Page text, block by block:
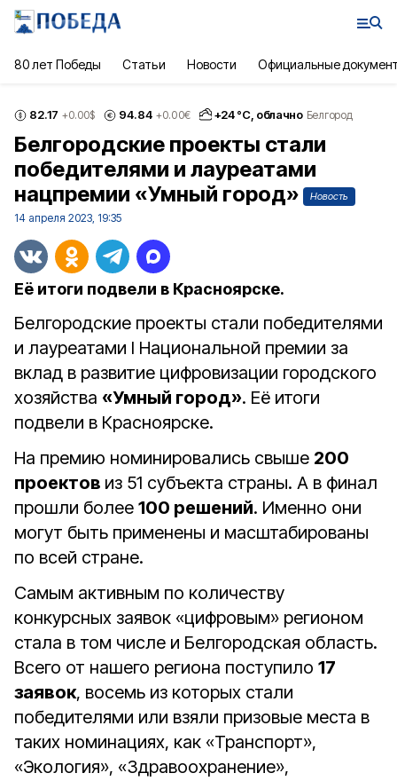
80 лет Победы Статьи Новости Официальные
82.17 +0.00$ 94.84 +0.00€ +24°С, облачно Белгород
Белгородские проекты стали
победителями и лауреатами
нацпремии «Умный город»
Новость
14 апреля 2023, 19:35
Её итоги подвели в Красноярске.
Белгородские проекты стали победителями
и лауреатами I Национальной премии за
вклад в развитие цифровизации городского
хозяйства «Умный город». Её итоги
подвели в Красноярске.
На премию номинировались свыше 200
проектов из 51 субъекта страны. А в финал
прошли более 100 решений. Именно они
могут быть применены и масштабированы
по всей стране.
Самым активным по количеству
конкурсных заявок «цифровым» регионом
стала в том числе и Белгородская область.
Всего от нашего региона поступило 17
заявок, восемь из которых стали
победителями или взяли призовые места в
таких номинациях, как «Транспорт»,
«Экология», «Здравоохранение»,